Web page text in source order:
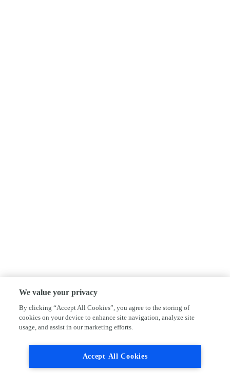
We value your privacy
By clicking “Accept All Cookies”, you agree to the storing of
cookies on your device to enhance site navigation, analyze site
usage, and assist in our marketing efforts.
Accept All Cookies